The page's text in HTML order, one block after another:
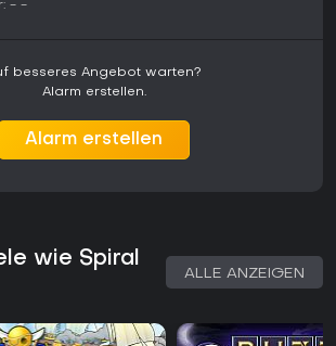
- -
besseres Angebot warten?
Alarm erstellen.
Alarm erstellen
wie Spiral
ALLE ANZEIGEN